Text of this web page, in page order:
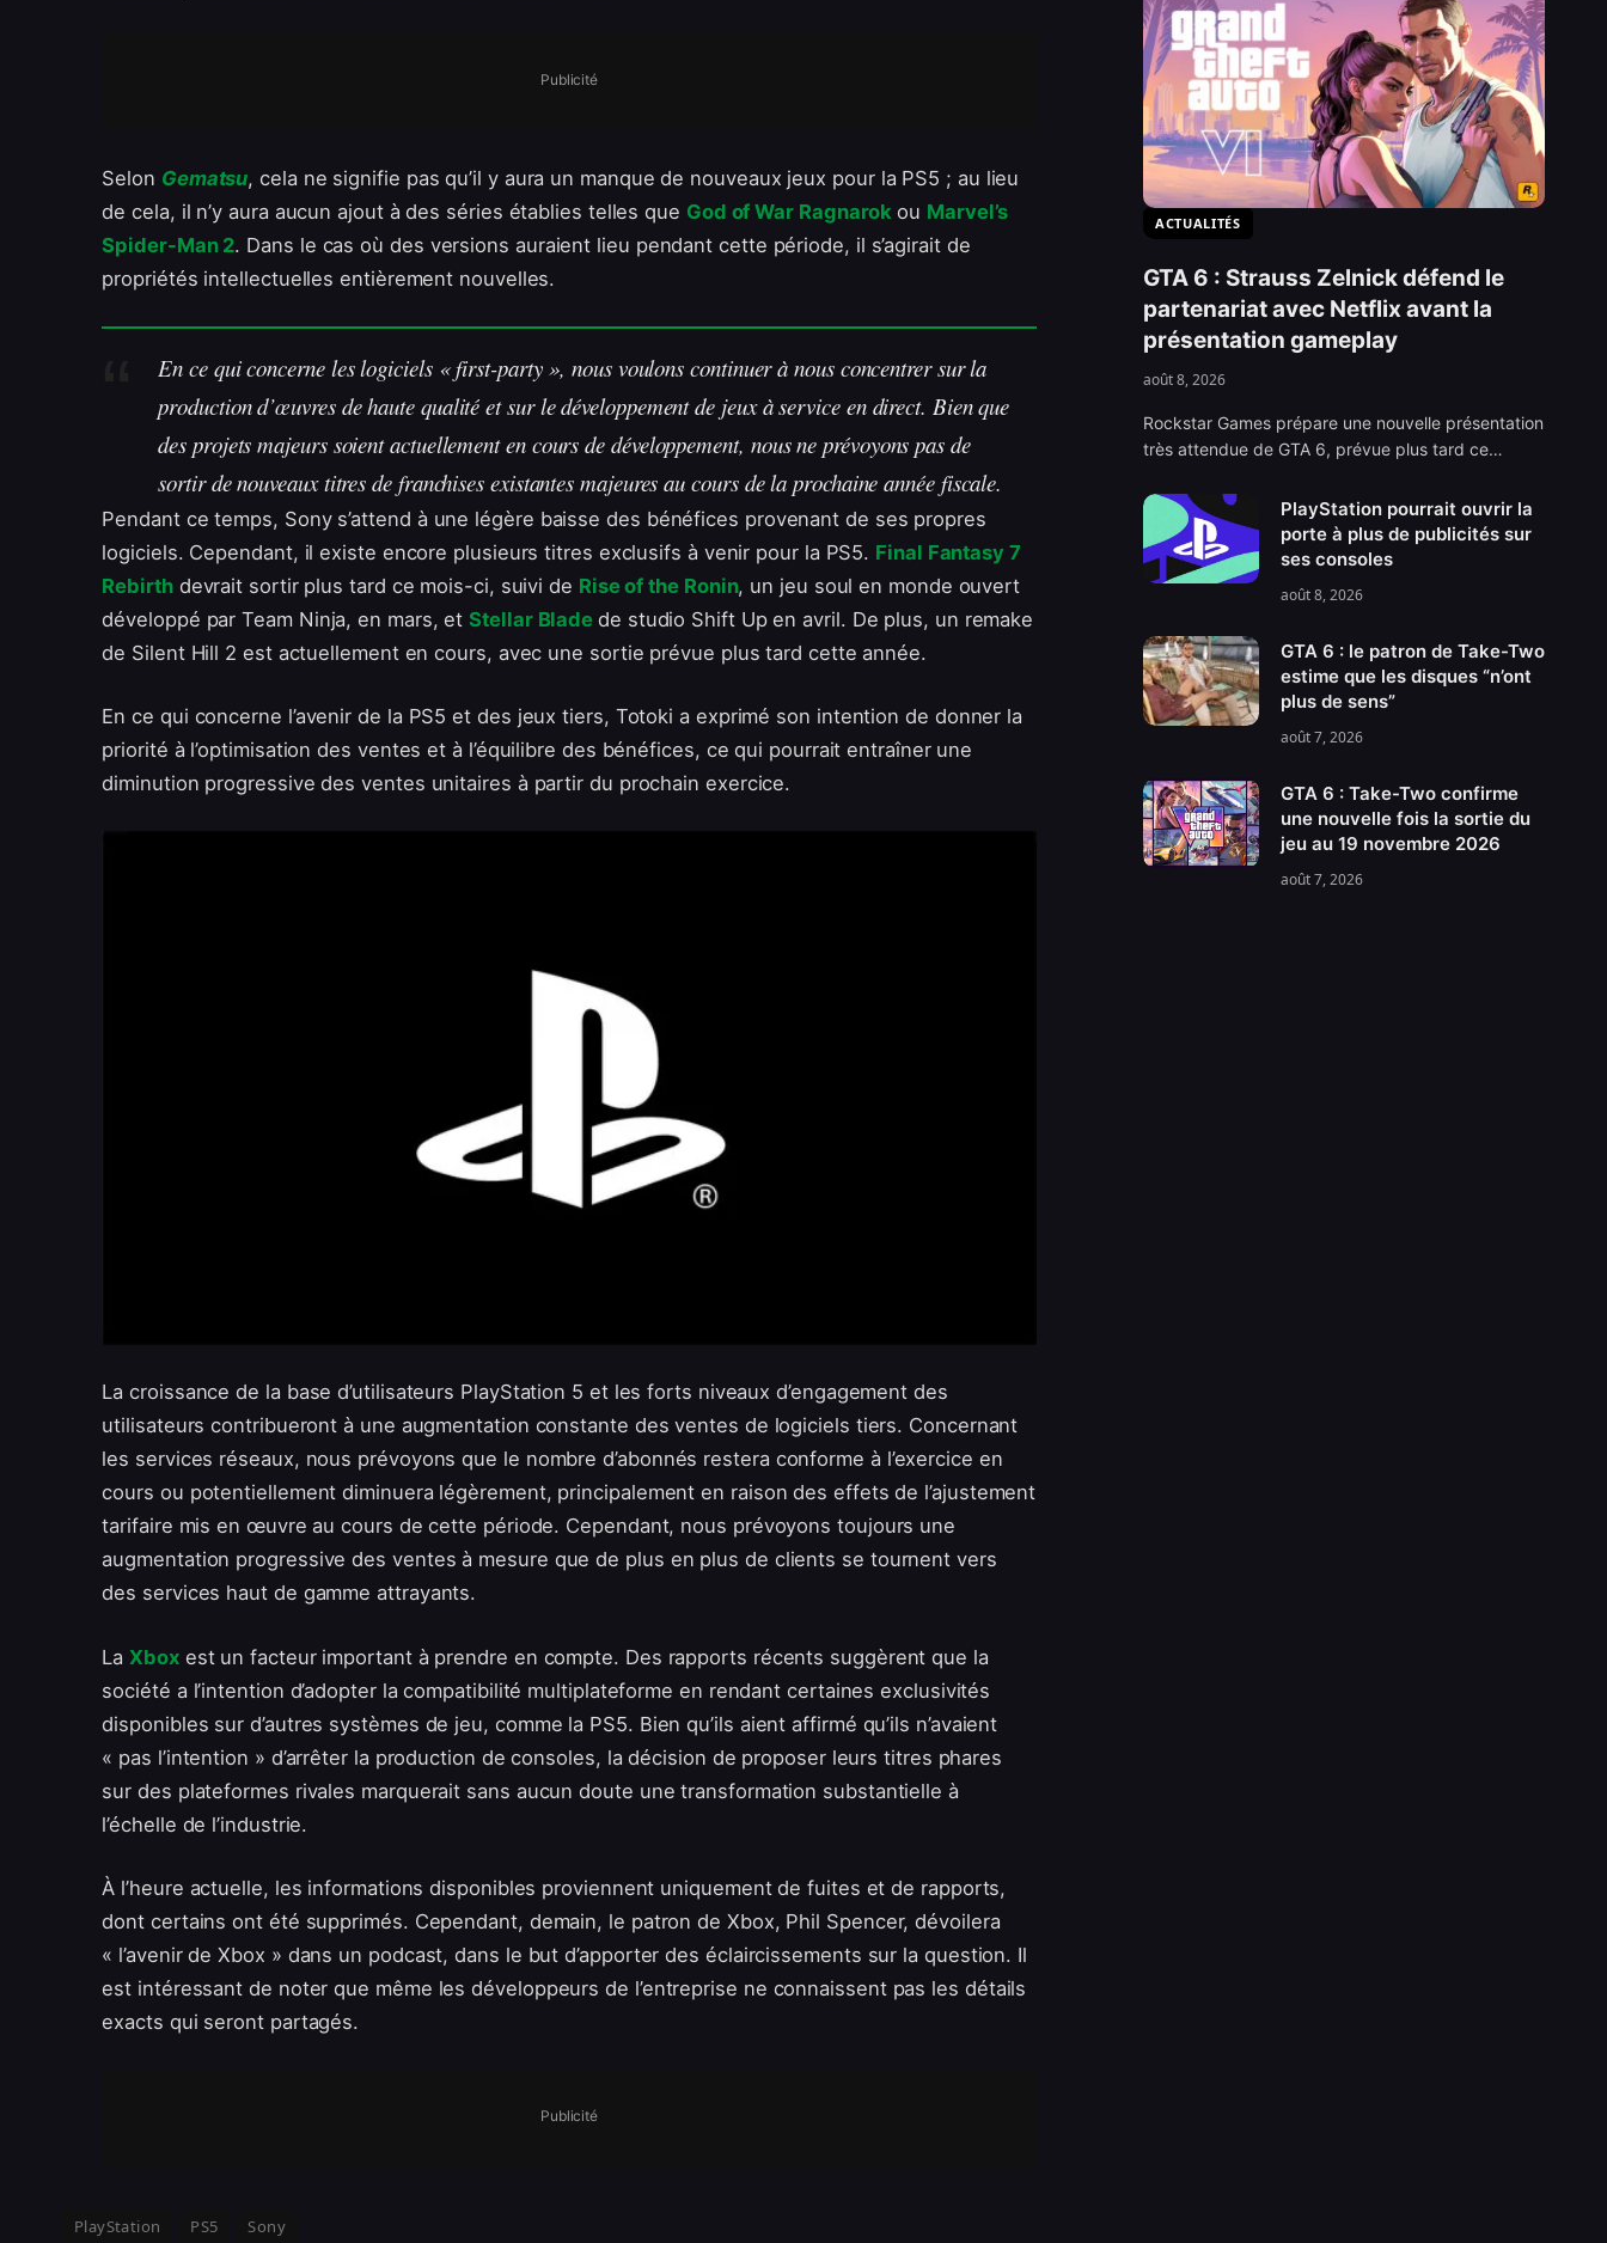
Publicité
Selon Gematsu, cela ne signifie pas qu’il y aura un manque de nouveaux jeux pour la PS5 ; au lieu
de cela, il n’y aura aucun ajout à des séries établies telles que God of War Ragnarokou Marvel’s
Spider-Man 2. Dans le cas où des versions auraient lieu pendant cette période, il s’agirait de
propriétés intellectuelles entièrement nouvelles.
En ce qui concerne les logiciels « first-party », nous voulons continuer à nous concentrer sur la
production d’œuvres de haute qualité et sur le développement de jeux à service en direct. Bien que
des projets majeurs soient actuellement en cours de développement, nous ne prévoyons pas de
sortir de nouveaux titres de franchises existantes majeures au cours de la prochaine année fiscale.
Pendant ce temps, Sony s’attend à une légère baisse des bénéfices provenant de ses propres
logiciels. Cependant, il existe encore plusieurs titres exclusifs à venir pour la PS5. Final Fantasy 7
Rebirthdevrait sortir plus tard ce mois-ci, suivi de Rise of the Ronin, un jeu soul en monde ouvert
développé par Team Ninja, en mars, etStellar Bladede studio Shift Up en avril. De plus, un remake
de Silent Hill 2 est actuellement en cours, avec une sortie prévue plus tard cette année.
En ce qui concerne l’avenir de la PS5 et des jeux tiers, Totoki a exprimé son intention de donner la
priorité à l’optimisation des ventes et à l’équilibre des bénéfices, ce qui pourrait entraîner une
diminution progressive des ventes unitaires à partir du prochain exercice.
La croissance de la base d’utilisateurs PlayStation 5 et les forts niveaux d’engagement des
utilisateurs contribueront à une augmentation constante des ventes de logiciels tiers. Concernant
les services réseaux, nous prévoyons que le nombre d’abonnés restera conforme à l’exercice en
cours ou potentiellement diminuera légèrement, principalement en raison des effets de l’ajustement
tarifaire mis en œuvre au cours de cette période. Cependant, nous prévoyons toujours une
augmentation progressive des ventes à mesure que de plus en plus de clients se tournent vers
des services haut de gamme attrayants.
La Xbox est un facteur important à prendre en compte. Des rapports récents suggèrent que la
société a l’intention d’adopter la compatibilité multiplateforme en rendant certaines exclusivités
disponibles sur d’autres systèmes de jeu, comme la PS5. Bien qu’ils aient affirmé qu’ils n’avaient
« pas l’intention » d’arrêter la production de consoles, la décision de proposer leurs titres phares
sur des plateformes rivales marquerait sans aucun doute une transformation substantielle à
l’échelle de l’industrie.
À l’heure actuelle, les informations disponibles proviennent uniquement de fuites et de rapports,
dont certains ont été supprimés. Cependant, demain, le patron de Xbox, Phil Spencer, dévoilera
« l’avenir de Xbox » dans un podcast, dans le but d’apporter des éclaircissements sur la question. Il
est intéressant de noter que même les développeurs de l’entreprise ne connaissent pas les détails
exacts qui seront partagés.
Publicité
PlayStation PS5 Sony
ACTUALITÉS
GTA 6 : Strauss Zelnick défend le
partenariat avec Netflix avant la
présentation gameplay
août 8, 2026
Rockstar Games prépare une nouvelle présentation
très attendue de GTA 6, prévue plus tard ce…
PlayStation pourrait ouvrir la
porte à plus de publicités sur
ses consoles
août 8, 2026
GTA 6 : le patron de Take-Two
estime que les disques “n’ont
plus de sens”
août 7, 2026
GTA 6 : Take-Two confirme
une nouvelle fois la sortie du
jeu au 19 novembre 2026
août 7, 2026